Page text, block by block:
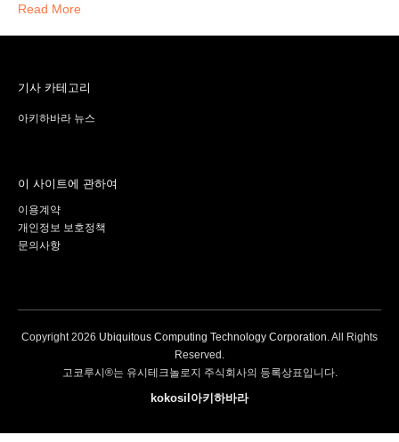
Read More
기사 카테고리
아키하바라 뉴스
이 사이트에 관하여
이용계약
개인정보 보호정책
문의사항
Copyright2026 Ubiquitous Computing Technology Corporation . All Rights
Reserved.
고코루시®는 유시테크놀로지 주식회사의 등록상표입니다.
kokosil아키하바라